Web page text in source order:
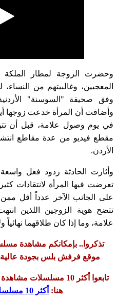
وحضرت الزوجة لمطار
المعجبين، وغالبيتهم من
وفق صحيفة "السوسنة"
وأضافت أن المرأة خدعت زوجها
في يوم وصول علامة، قبل أن
مقطع فيديو من عدة مقاطع
الأردن.
وأثارت الحادثة ردود فعل
تعرضت فيها المرأة لانتقادات
على الجانب الآخر عدداً أقل ممن
تتضح هوية الزوجين اللذين
علامة، وما إذا كان طلاقهما نهائياً
موقع فرفش بلس بجودة عالية
هنا: أكثر 10 مسلسلات 2025 مشاهدة